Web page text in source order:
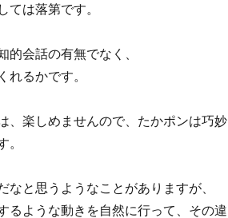
ては落第です。
的会話の有無でなく、
れるかです。
、楽しめませんので、たかポンは巧妙
。
なと思うようなことがありますが、
るような動きを自然に行って、その違